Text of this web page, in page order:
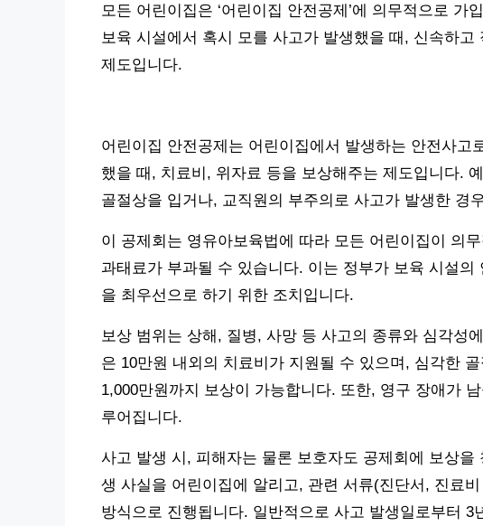
모든 어린이집은 ‘어린이집 안전공제’에 의무적으로
보육 시설에서 혹시 모를 사고가 발생했을 때, 신속하
제도입니다.
어린이집 안전공제는 어린이집에서 발생하는 안전사고
했을 때, 치료비, 위자료 등을 보상해주는 제도입니다.
골절상을 입거나, 교직원의 부주의로 사고가 발생한 경
이 공제회는 영유아보육법에 따라 모든 어린이집이 의
과태료가 부과될 수 있습니다. 이는 정부가 보육 시설
을 최우선으로 하기 위한 조치입니다.
보상 범위는 상해, 질병, 사망 등 사고의 종류와 심각성
은 10만원 내외의 치료비가 지원될 수 있으며, 심각한
1,000만원까지 보상이 가능합니다. 또한, 영구 장애가
루어집니다.
사고 발생 시, 피해자는 물론 보호자도 공제회에 보상
생 사실을 어린이집에 알리고, 관련 서류(진단서, 진료
방식으로 진행됩니다. 일반적으로 사고 발생일로부터 3